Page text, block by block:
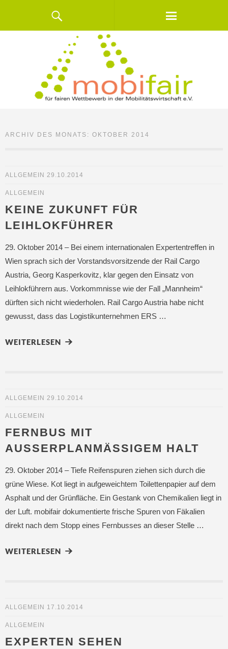
ARCHIV DES MONATS: OKTOBER 2014
ALLGEMEIN 29.10.2014
ALLGEMEIN
KEINE ZUKUNFT FÜR
LEIHLOKFÜHRER
29. Oktober 2014 – Bei einem internationalen Expertentreffen in
Wien sprach sich der Vorstandsvorsitzende der Rail Cargo
Austria, Georg Kasperkovitz, klar gegen den Einsatz von
Leihlokführern aus. Vorkommnisse wie der Fall „Mannheim“
dürften sich nicht wiederholen. Rail Cargo Austria habe nicht
gewusst, dass das Logistikunternehmen ERS …
WEITERLESEN
ALLGEMEIN 29.10.2014
ALLGEMEIN
FERNBUS MIT
AUSSERPLANMÄSSIGEM HALT
29. Oktober 2014 – Tiefe Reifenspuren ziehen sich durch die
grüne Wiese. Kot liegt in aufgeweichtem Toilettenpapier auf dem
Asphalt und der Grünfläche. Ein Gestank von Chemikalien liegt in
der Luft. mobifair dokumentierte frische Spuren von Fäkalien
direkt nach dem Stopp eines Fernbusses an dieser Stelle …
WEITERLESEN
ALLGEMEIN 17.10.2014
ALLGEMEIN
EXPERTEN SEHEN